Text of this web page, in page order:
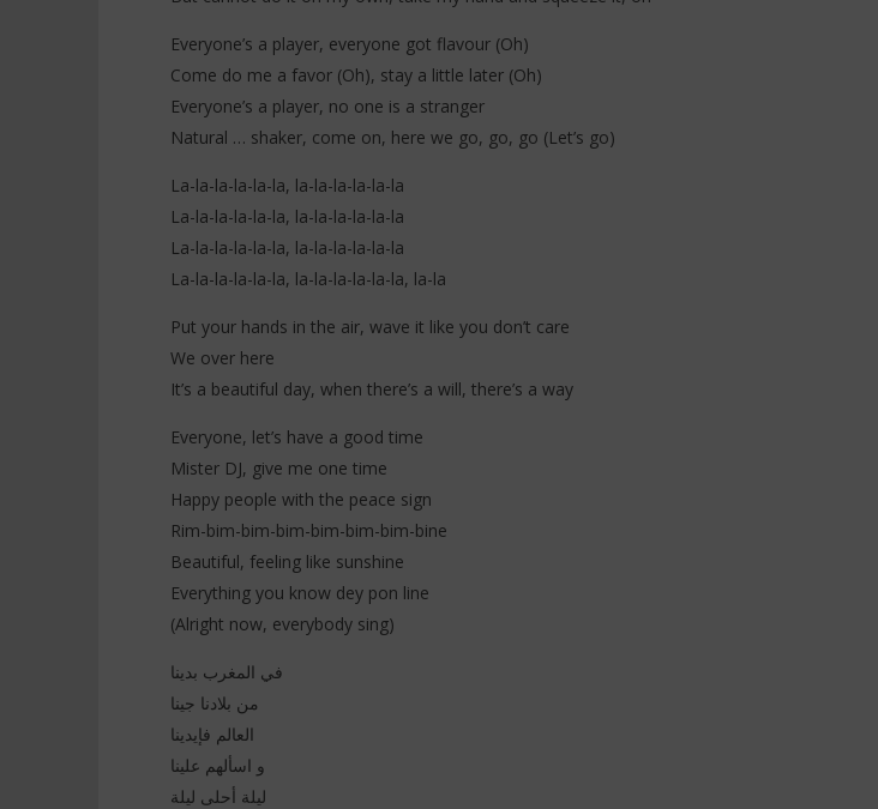
Everyone’s a player, everyone got flavour (Oh)
Come do me a favor (Oh), stay a little later (Oh)
Everyone’s a player, no one is a stranger
Natural … shaker, come on, here we go, go, go (Let’s go)
La-la-la-la-la-la, la-la-la-la-la-la
La-la-la-la-la-la, la-la-la-la-la-la
La-la-la-la-la-la, la-la-la-la-la-la
La-la-la-la-la-la, la-la-la-la-la-la, la-la
Put your hands in the air, wave it like you don’t care
We over here
It’s a beautiful day, when there’s a will, there’s a way
Everyone, let’s have a good time
Mister DJ, give me one time
Happy people with the peace sign
Rim-bim-bim-bim-bim-bim-bim-bine
Beautiful, feeling like sunshine
Everything you know dey pon line
(Alright now, everybody sing)
في المغرب بدينا
من بلادنا جينا
العالم فإيدينا
و اسألهم علينا
ليلة أحلى ليلة